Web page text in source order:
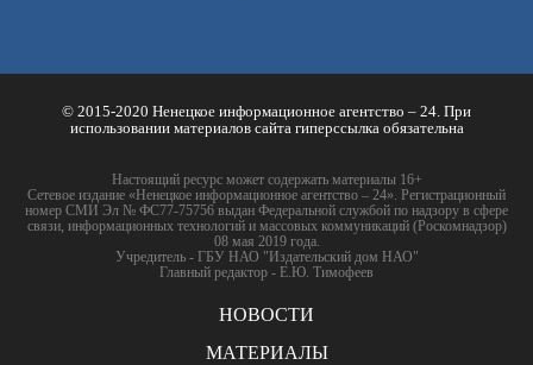
© 2015-2020 Ненецкое информационное агентство – 24. При
использовании материалов сайта гиперссылка обязательна
Настоящий ресурс может содержать материалы 16+
Сетевое издание «Ненецкое информационное агентство – 24». Регистрационный
номер СМИ Эл № ФС77-75756 выдан Федеральной службой по надзору в сфере
связи, информационных технологий и массовых коммуникаций (Роскомнадзор)
08 мая 2019 года.
Учредитель - ГБУ НАО "Издательский дом НАО"
Главный редактор - Е.Ю. Тимофеев
НОВОСТИ
МАТЕРИАЛЫ